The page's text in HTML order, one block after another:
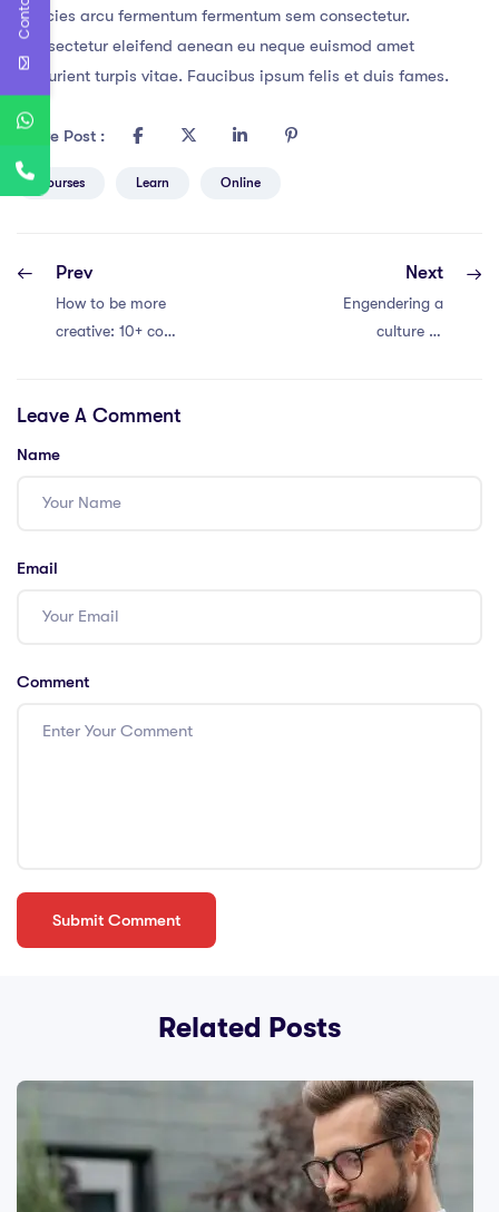
ultricies arcu fermentum fermentum sem consectetur.
Consectetur eleifend aenean eu neque euismod amet
parturient turpis vitae. Faucibus ipsum felis et duis fames.
Share Post :
Courses Learn Online
Prev
How to be more
creative: 10+ cool
everywhere
Next
Engendering a
culture of
Leave A Comment
Name
Email
Comment
Related Posts